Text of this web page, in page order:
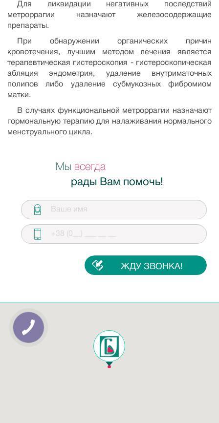
Для ликвидации негативных последствий
метроррагии назначают железосодержащие
препараты.
При обнаружении органических причин
кровотечения, лучшим методом лечения является
терапевтическая гистероскопия - гистероскопическая
абляция эндометрия, удаление внутриматочных
полипов либо удаление субмукозных фибромиом
матки.
В случаях функциональной метроррагии назначают
гормональную терапию для налаживания нормального
менструального цикла.
Мы всегда
рады Вам помочь!